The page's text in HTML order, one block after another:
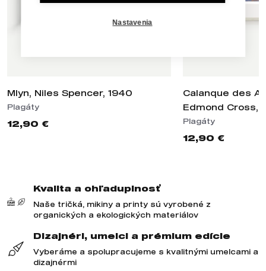
Mlyn, Niles Spencer, 1940
Plagáty
12,90 €
Calanque des
Edmond Cross,
Plagáty
12,90 €
Kvalita a ohľaduplnosť
Naše tričká, mikiny a printy sú vyrobené z
organických a ekologických materiálov
Dizajnéri, umelci a prémium edície
Vyberáme a spolupracujeme s kvalitnými umelcami a
dizajnérmi
Nastavenia